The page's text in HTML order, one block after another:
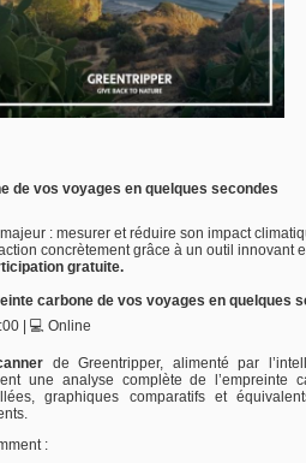
de vos voyages en quelques secondes
majeur : mesurer etréduire son impact
concrètementgrâce à un outil innovant
gratuite.
carbone de vos voyages en quelques
00 | 💻 Online
deGreentripper, alimentépar
une analyse complètede l’empreinte
graphiques comparatifs et
: